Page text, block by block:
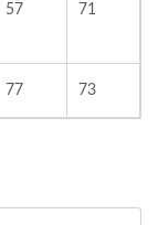
57 71
77 73